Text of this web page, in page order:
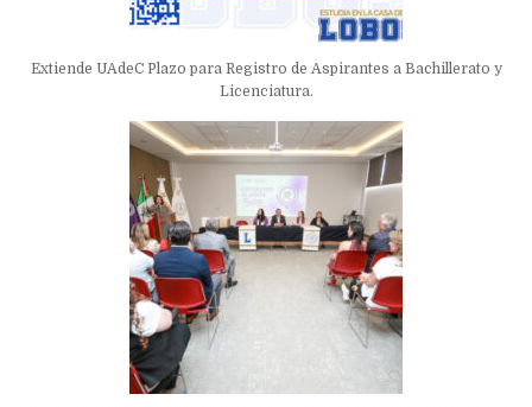
Extiende UAdeC Plazo para Registro de Aspirantes a Bachillerato y
Licenciatura.